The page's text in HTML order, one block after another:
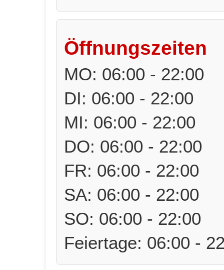
Öffnungszeiten
MO: 06:00 - 22:00
DI: 06:00 - 22:00
MI: 06:00 - 22:00
DO: 06:00 - 22:00
FR: 06:00 - 22:00
SA: 06:00 - 22:00
SO: 06:00 - 22:00
Feiertage: 06:00 -